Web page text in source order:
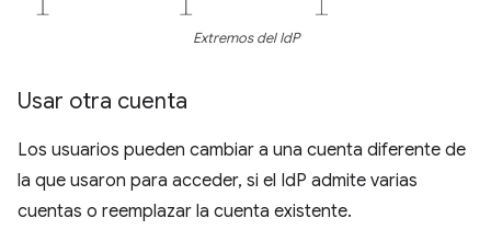
Extremos del IdP
Usar otra cuenta
Los usuarios pueden cambiar a una cuenta diferente de
la que usaron para acceder, si el IdP admite varias
cuentas o reemplazar la cuenta existente.